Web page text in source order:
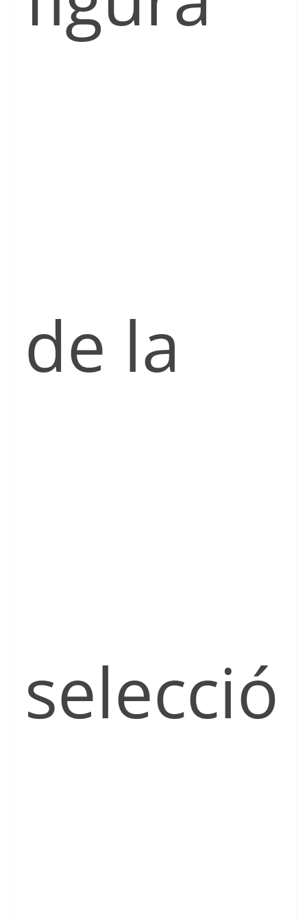
de la
selecció